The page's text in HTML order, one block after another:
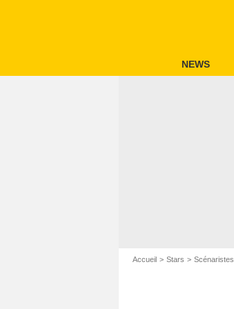
NEWS
Accueil Stars Scénaristes